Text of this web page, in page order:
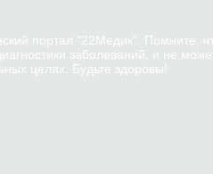
портал "22Медик". Помните,
заболеваний, и не
целях. Будьте здоровы!